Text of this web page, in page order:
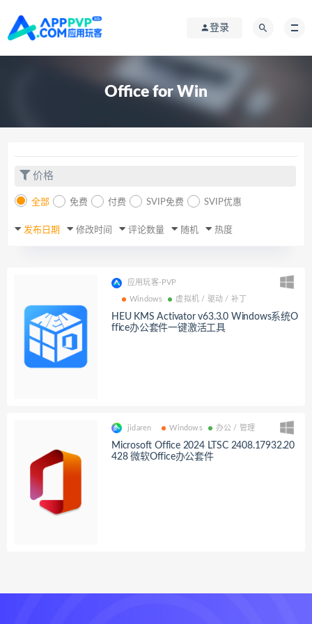
登录
Office for Win
价格
全部 免费 付费 SVIP免费 SVIP优惠
发布日期 修改时间 评论数量 随机 热度
应用玩客-PVP
Windows 虚拟机 / 驱动 / 补丁
HEU KMS Activator v63.3.0 Windows系统O
ffice办公套件一键激活工具
jidaren Windows 办公 / 管理
Microsoft Office 2024 LTSC 2408.17932.20
428 微软Office办公套件